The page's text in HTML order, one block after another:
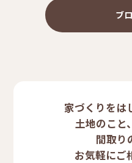
ブ
家づくりをは
土地のこと
間取り
お気軽にご